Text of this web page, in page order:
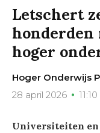
Letschert
hoger
Hoger Onderwijs
28 april 2026
11:10
Universiteiten